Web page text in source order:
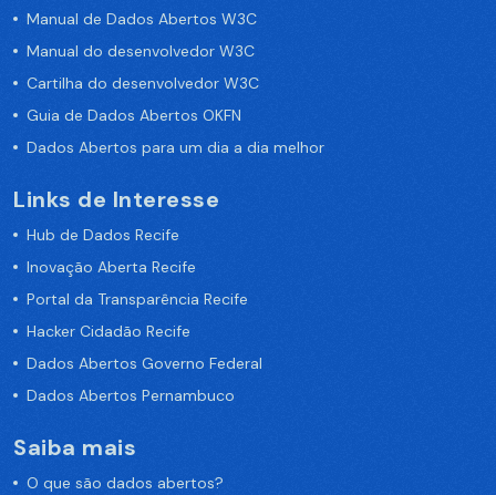
Manual de Dados Abertos W3C
Manual do desenvolvedor W3C
Cartilha do desenvolvedor W3C
Guia de Dados Abertos OKFN
Dados Abertos para um dia a dia melhor
Links de Interesse
Hub de Dados Recife
Inovação Aberta Recife
Portal da Transparência Recife
Hacker Cidadão Recife
Dados Abertos Governo Federal
Dados Abertos Pernambuco
Saiba mais
O que são dados abertos?